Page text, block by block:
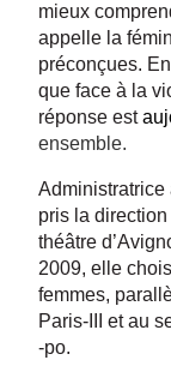
mieux
appelle la
préconçues.
que face à la
réponse est
ensemble.
Administratrice
pris la
théâtre
2009, elle
femmes,
Paris-III et au
-po.